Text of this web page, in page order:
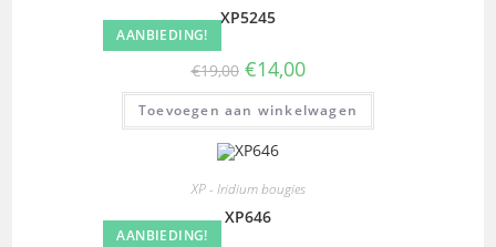
AANBIEDING!
XP5245
€19,00 €14,00
Toevoegen aan winkelwagen
AANBIEDING!
XP - Iridium bougies
XP646